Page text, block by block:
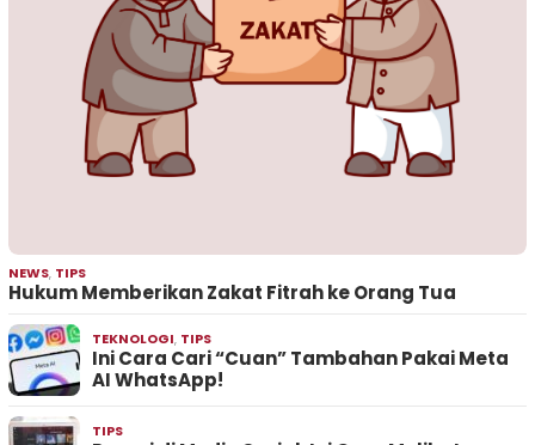
NEWS, TIPS
Hukum Memberikan Zakat Fitrah ke Orang Tua
TEKNOLOGI, TIPS
Ini Cara Cari “Cuan” Tambahan Pakai Meta
AI WhatsApp!
TIPS